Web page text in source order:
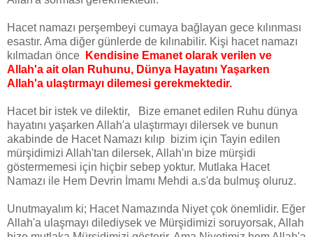
Hacet namazı perşembeyi cumaya bağlayan gece kılınması
esastır. Ama diğer günlerde de kılınabilir. Kişi hacet namazı
kılmadan önce
Kendisine Emanet olarak verilen ve
Allah'a ait olan Ruhunu, Dünya Hayatını Yaşarken
Allah'a ulaştırmayı dilemesi gerekmektedir.
Hacet bir istek ve dilektir, Bize emanet edilen Ruhu dünya
hayatını yaşarken Allah'a ulaştırmayı dilersek ve bunun
akabinde de Hacet Namazı kılıp bizim için Tayin edilen
mürşidimizi Allah'tan dilersek, Allah'ın bize mürşidi
göstermemesi için hiçbir sebep yoktur. Mutlaka Hacet
Namazı ile Hem Devrin İmamı Mehdi a.s'da bulmuş oluruz.
Unutmayalım ki; Hacet Namazında Niyet çok önemlidir. Eğer
Allah'a ulaşmayı dilediysek ve Mürşidimizi soruyorsak, Allah